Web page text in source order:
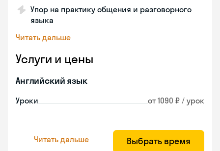
Упор на практику общения и разговорного
языка
Читать дальше
Услуги и цены
Английский язык
Уроки от 1090 ₽ / урок
Читать дальше Выбрать время